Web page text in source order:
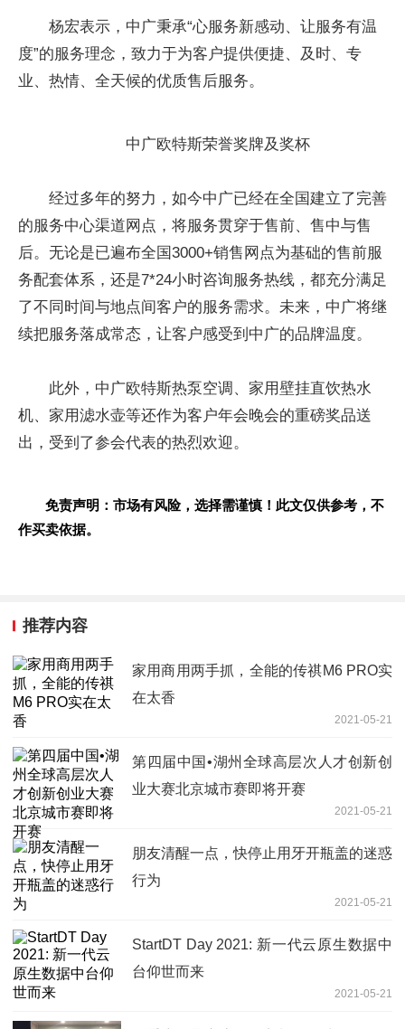
杨宏表示，中广秉承“心服务新感动、让服务有温
度”的服务理念，致力于为客户提供便捷、及时、专
业、热情、全天候的优质售后服务。
中广欧特斯荣誉奖牌及奖杯
经过多年的努力，如今中广已经在全国建立了完善
的服务中心渠道网点，将服务贯穿于售前、售中与售
后。无论是已遍布全国3000+销售网点为基础的售前服
务配套体系，还是7*24小时咨询服务热线，都充分满足
了不同时间与地点间客户的服务需求。未来，中广将继
续把服务落成常态，让客户感受到中广的品牌温度。
此外，中广欧特斯热泵空调、家用壁挂直饮热水
机、家用滤水壶等还作为客户年会晚会的重磅奖品送
出，受到了参会代表的热烈欢迎。
免责声明：市场有风险，选择需谨慎！此文仅供参考，不
作买卖依据。
推荐内容
家用商用两手抓，全能的传祺M6 PRO实
在太香
2021-05-21
第四届中国•湖州全球高层次人才创新创
业大赛北京城市赛即将开赛
2021-05-21
朋友清醒一点，快停止用牙开瓶盖的迷惑
行为
2021-05-21
StartDT Day 2021: 新一代云原生数据中
台仰世而来
2021-05-21